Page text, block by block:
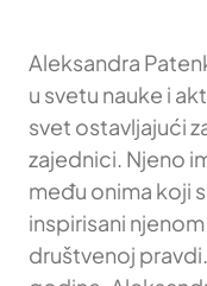
Aleksandra
u svetu nauke i
svet ostavljajući
zajednici. Njeno
među onima koji
inspirisani
društvenoj